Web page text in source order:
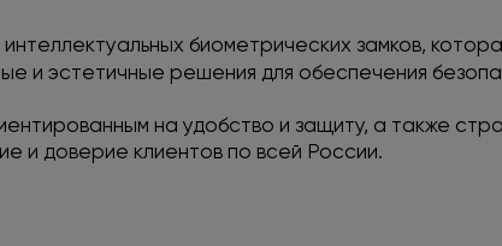
биометрических замков,
и эстетичные решения для обеспечения
на удобство и защиту, а также
и доверие клиентов по всей России.